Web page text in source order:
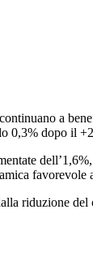
a
0,3% dopo il
riduzione